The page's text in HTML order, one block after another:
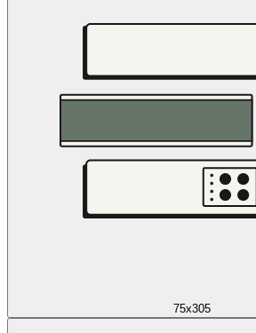
75x305